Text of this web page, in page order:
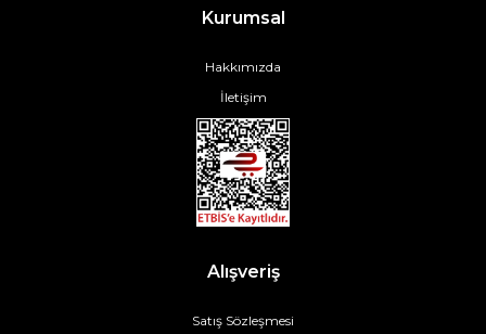
Kurumsal
Hakkımızda
İletişim
Alışveriş
Satış Sözleşmesi